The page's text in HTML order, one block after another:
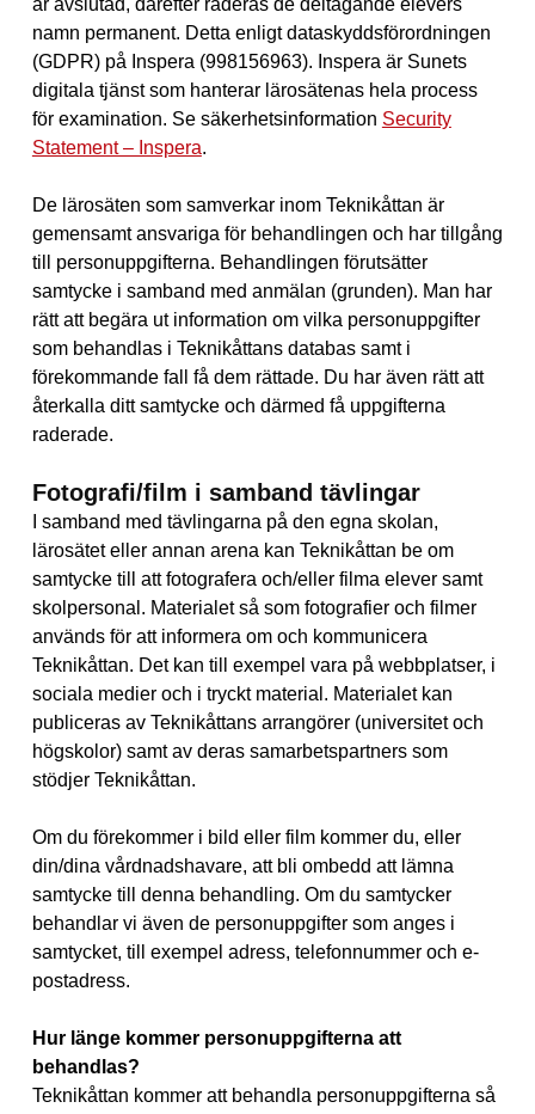
är avslutad, därefter raderas de deltagande elevers
namn permanent. Detta enligt dataskyddsförordningen
(GDPR) på Inspera (998156963). Inspera är Sunets
digitala tjänst som hanterar lärosätenas hela process
för examination. Se säkerhetsinformation Security
Statement – Inspera.
De lärosäten som samverkar inom Teknikåttan är
gemensamt ansvariga för behandlingen och har tillgång
till personuppgifterna. Behandlingen förutsätter
samtycke i samband med anmälan (grunden). Man har
rätt att begära ut information om vilka personuppgifter
som behandlas i Teknikåttans databas samt i
förekommande fall få dem rättade. Du har även rätt att
återkalla ditt samtycke och därmed få uppgifterna
raderade.
Fotografi/film i samband tävlingar
I samband med tävlingarna på den egna skolan,
lärosätet eller annan arena kan Teknikåttan be om
samtycke till att fotografera och/eller filma elever samt
skolpersonal. Materialet så som fotografier och filmer
används för att informera om och kommunicera
Teknikåttan. Det kan till exempel vara på webbplatser, i
sociala medier och i tryckt material. Materialet kan
publiceras av Teknikåttans arrangörer (universitet och
högskolor) samt av deras samarbetspartners som
stödjer Teknikåttan.
Om du förekommer i bild eller film kommer du, eller
din/dina vårdnadshavare, att bli ombedd att lämna
samtycke till denna behandling. Om du samtycker
behandlar vi även de personuppgifter som anges i
samtycket, till exempel adress, telefonnummer och e-
postadress.
Hur länge kommer personuppgifterna att
behandlas?
Teknikåttan kommer att behandla personuppgifterna så